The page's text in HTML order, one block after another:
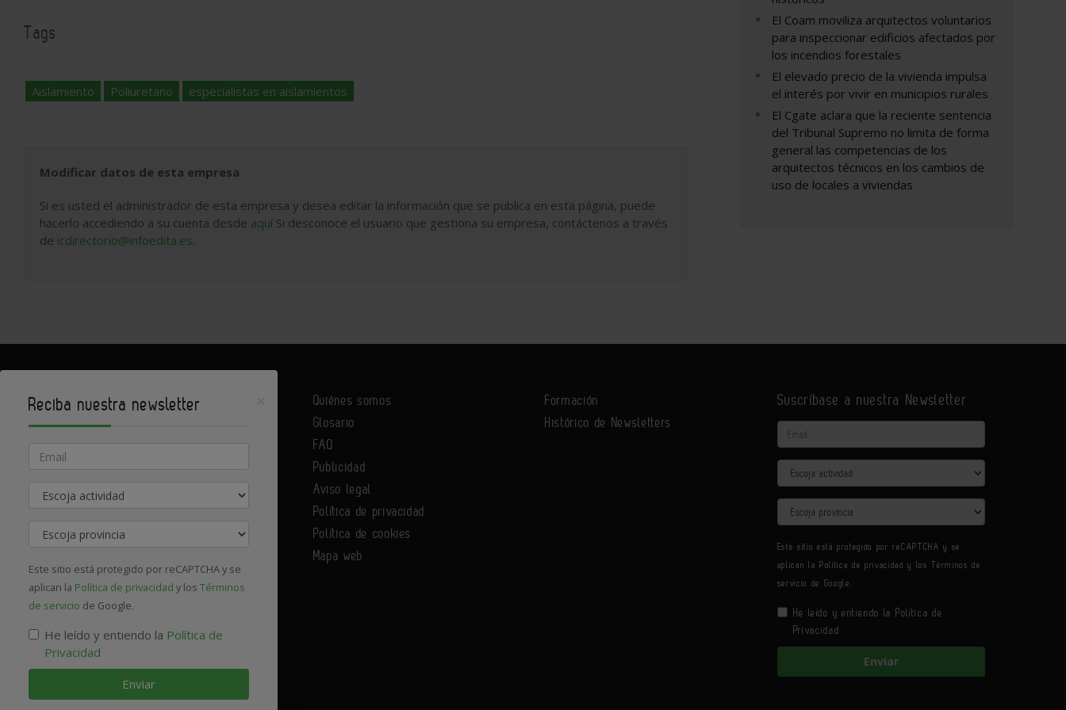
Tags
Aislamiento Poliuretano especialistas en aislamientos
Modificar datos de esta empresa
Si es usted el administrador de esta empresa y desea editar la información que se publica en esta página, puede
hacerlo accediendo a su cuenta desde aquí Si desconoce el usuario que gestiona su empresa, contáctenos a través
de icdirectorio@infoedita.es.
El Coam moviliza arquitectos voluntarios
para inspeccionar edificios afectados por
los incendios forestales
El elevado precio de la vivienda impulsa
el interés por vivir en municipios rurales
El Cgate aclara que la reciente sentencia
del Tribunal Supremo no limita de forma
general las competencias de los
arquitectos técnicos en los cambios de
uso de locales a viviendas
Contacte con nosotros
Quiénes somos
Glosario
FAQ
Publicidad
Aviso legal
Política de privacidad
Política de cookies
Mapa web
Formación
Histórico de Newsletters
Suscríbase a nuestra Newsletter
Email
Actividad
Provincia
Este sitio está protegido por reCAPTCHA y se
aplican la Política de privacidad y losTérminos de
servicio de Google.
He leído y entiendo la Política de
Privacidad
Enviar
Reciba nuestra newsletter
Email
Actividad
Provincia
Este sitio está protegido por reCAPTCHA y se
aplican la Política de privacidad y los Términos
de servicio de Google.
He leído y entiendo la Política de
Privacidad
Enviar